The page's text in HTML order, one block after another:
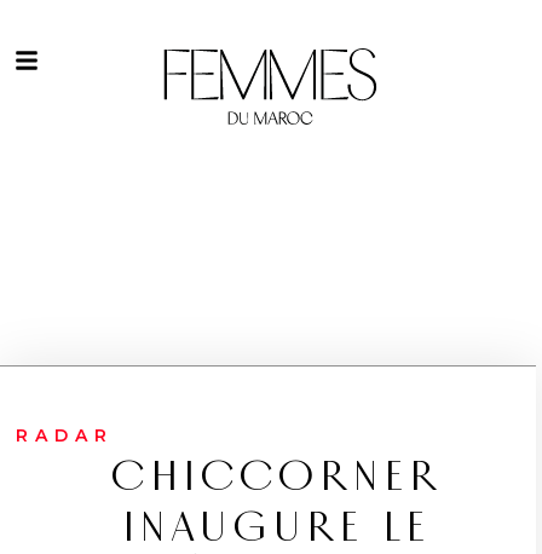
RADAR
CHICCORNER
INAUGURE LE